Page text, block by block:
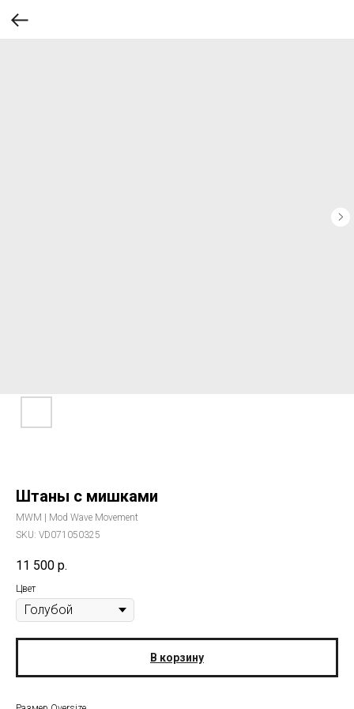
Штаны с мишками
MWM | Mod Wave Movement
SKU: VD071050325
11 500 р.
Цвет
В корзину